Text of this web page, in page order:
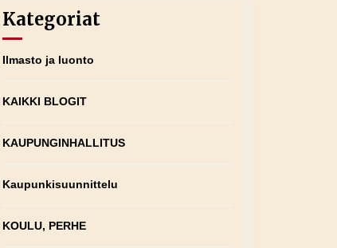
Kategoriat
Ilmasto ja luonto
KAIKKI BLOGIT
KAUPUNGINHALLITUS
Kaupunkisuunnittelu
KOULU, PERHE